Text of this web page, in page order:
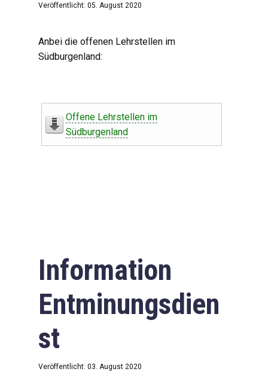
Veröffentlicht: 05. August 2020
Anbei die offenen Lehrstellen im
Südburgenland:
Offene Lehrstellen im
Südburgenland
Information
Entminungsdien
st
Veröffentlicht: 03. August 2020